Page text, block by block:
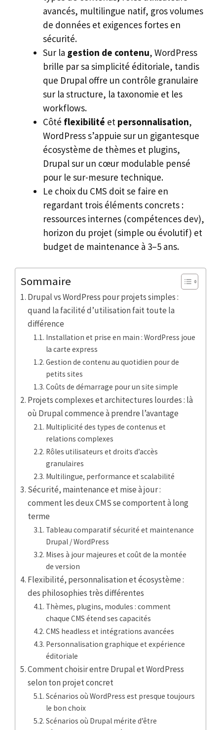
avancés, multilingue natif, gros volumes
de données et exigences fortes en
sécurité.
Sur la gestion de contenu, WordPress
brille par sa simplicité éditoriale, tandis
que Drupal offre un contrôle granulaire
sur la structure, la taxonomie et les
workflows.
Côté flexibilité et personnalisation,
WordPress s’appuie sur un gigantesque
écosystème de thèmes et plugins,
Drupal sur un cœur modulable pensé
pour le sur-mesure technique.
Le choix du CMS doit se faire en
regardant trois éléments concrets :
ressources internes (compétences dev),
horizon du projet (simple ou évolutif) et
budget de maintenance à 3–5 ans.
Sommaire
Drupal vs WordPress pour projets simples :
quand la facilité d’utilisation fait toute la
différence
Installation et prise en main : WordPress joue
la carte express
Gestion de contenu au quotidien pour de
petits sites
Coûts de démarrage pour un site simple
Projets complexes et architectures lourdes : là
où Drupal commence à prendre l’avantage
Multiplicité des types de contenus et
relations complexes
Rôles utilisateurs et droits d’accès
granulaires
Multilingue, performance et scalabilité
Sécurité, maintenance et mise à jour :
comment les deux CMS se comportent à long
terme
Tableau comparatif sécurité et maintenance
Drupal / WordPress
Mises à jour majeures et coût de la montée
de version
Flexibilité, personnalisation et écosystème :
des philosophies très différentes
Thèmes, plugins, modules : comment
chaque CMS étend ses capacités
CMS headless et intégrations avancées
Personnalisation graphique et expérience
éditoriale
Comment choisir entre Drupal et WordPress
selon ton projet concret
Scénarios où WordPress est presque toujours
le bon choix
Scénarios où Drupal mérite d’être